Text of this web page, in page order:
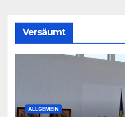
Versäumt
ALLGEMEIN